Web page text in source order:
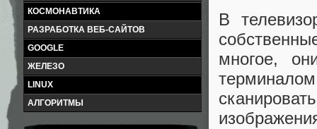
КОСМОНАВТИКА
РАЗРАБОТКА ВЕБ-САЙТОВ
GOOGLE
ЖЕЛЕЗО
LINUX
АЛГОРИТМЫ
В
многое,